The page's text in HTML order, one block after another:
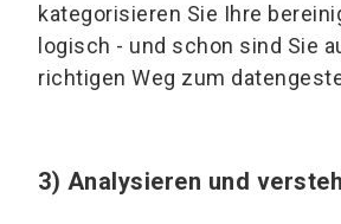
kategorisieren Sie Ihre
logisch - und schon sind Sie
richtigen Weg zum
3) Analysieren und